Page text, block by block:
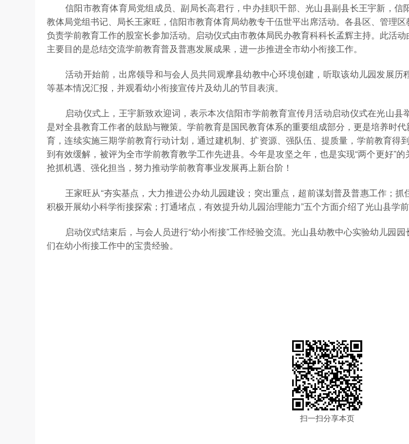
信阳市教育体育局党组成员、副局长高君行，中办挂职干部、光山县副县长王宇新，
教体局党组书记、局长王家旺，信阳市教育体育局幼教专干伍世平出席活动。各县区、管理
负责学前教育工作的股室长参加活动。启动仪式由市教体局民办教育科科长孟辉主持。此活
主要目的是总结交流学前教育普及普惠发展成果，进一步推进全市幼小衔接工作。
活动开始前，出席领导和与会人员共同观摩县幼教中心环境创建，听取该幼儿园发展
等基本情况汇报，并观看幼小衔接宣传片及幼儿的节目表演。
启动仪式上，王宇新致欢迎词，表示本次信阳市学前教育宣传月活动启动仪式在光山
是对全县教育工作者的鼓励与鞭策。学前教育是国民教育体系的重要组成部分，更是培养时
育，连续实施三期学前教育行动计划，通过建机制、扩资源、强队伍、提质量，学前教育得
到有效缓解，被评为全市学前教育教学工作先进县。今年是攻坚之年，也是实现“两个更好”
抢抓机遇、强化担当，努力推动学前教育事业发展再上新台阶！
王家旺从“夯实基点，大力推进公办幼儿园建设；突出重点，超前谋划普及普惠工作；
积极开展幼小科学衔接探索；打通堵点，有效提升幼儿园治理能力”五个方面介绍了光山县学前
启动仪式结束后，与会人员进行“幼小衔接”工作经验交流。光山县幼教中心实验幼儿园
们在幼小衔接工作中的宝贵经验。
扫一扫分享本页